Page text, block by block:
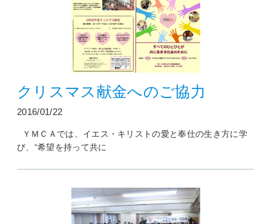
クリスマス献金へのご協力
2016/01/22
ＹＭＣＡでは、イエス・キリストの愛と奉仕の生き方に学
び、“希望を持って共に